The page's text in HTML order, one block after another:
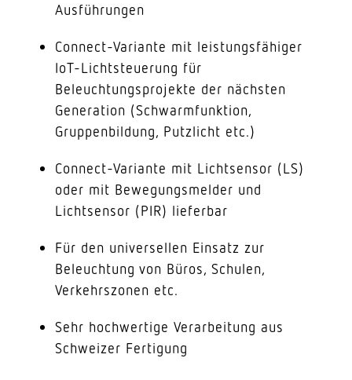
Ausführungen
Connect-Variante mit leistungsfähiger
IoT-Lichtsteuerung für
Beleuchtungsprojekte der nächsten
Generation (Schwarmfunktion,
Gruppenbildung, Putzlicht etc.)
Connect-Variante mit Lichtsensor (LS)
oder mit Bewegungsmelder und
Lichtsensor (PIR) lieferbar
Für den universellen Einsatz zur
Beleuchtung von Büros, Schulen,
Verkehrszonen etc.
Sehr hochwertige Verarbeitung aus
Schweizer Fertigung